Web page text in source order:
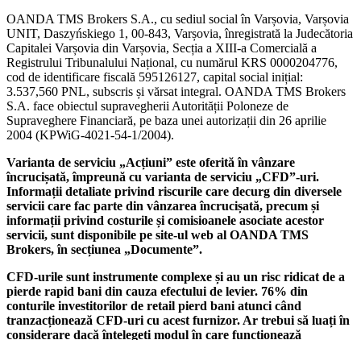
OANDA TMS Brokers S.A., cu sediul social în Varșovia, Varșovia
UNIT, Daszyńskiego 1, 00-843, Varșovia, înregistrată la Judecătoria
Capitalei Varșovia din Varșovia, Secția a XIII-a Comercială a
Registrului Tribunalului Național, cu numărul KRS 0000204776,
cod de identificare fiscală 595126127, capital social inițial:
3.537,560 PNL, subscris și vărsat integral. OANDA TMS Brokers
S.A. face obiectul supravegherii Autorității Poloneze de
Supraveghere Financiară, pe baza unei autorizații din 26 aprilie
2004 (KPWiG-4021-54-1/2004).
Varianta de serviciu „Acțiuni” este oferită în vânzare
încrucișată, împreună cu varianta de serviciu „CFD”-uri.
Informații detaliate privind riscurile care decurg din diversele
servicii care fac parte din vânzarea încrucișată, precum și
informații privind costurile și comisioanele asociate acestor
servicii, sunt disponibile pe site-ul web al OANDA TMS
Brokers, în secțiunea „Documente”.
CFD-urile sunt instrumente complexe și au un risc ridicat de a
pierde rapid bani din cauza efectului de levier. 76% din
conturile investitorilor de retail pierd bani atunci când
tranzacționează CFD-uri cu acest furnizor. Ar trebui să luați în
considerare dacă înțelegeți modul în care funcționează